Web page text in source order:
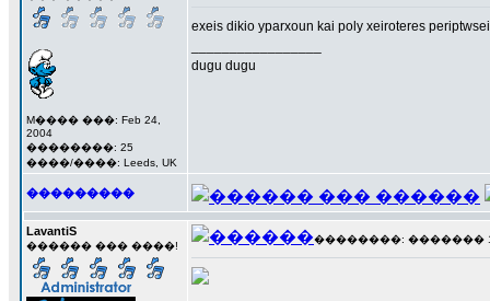
M���� ���: Feb 24,
2004
��������: 25
����/����: Leeds, UK
exeis dikio yparxoun kai poly xeiroteres
dugu dugu
���������
LavantiS
������ ��� ����!
��������: ������� 17